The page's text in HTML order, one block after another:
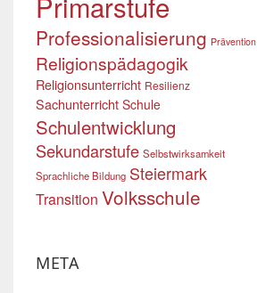
Professionalisierung Prävention
Religionspädagogik
Religionsunterricht Resilienz
Sachunterricht Schule
Schulentwicklung
Sekundarstufe Selbstwirksamkeit
Sprachliche Bildung Steiermark
Transition Volksschule
META